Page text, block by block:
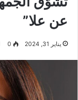
عن علا”
يناير 31, 2024 0